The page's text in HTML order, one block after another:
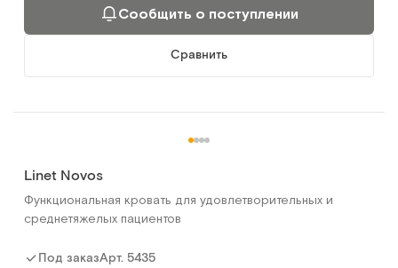
Сообщить о поступлении
Сравнить
Linet Novos
Функциональная кровать для удовлетворительных и
среднетяжелых пациентов
Под заказАрт. 5435